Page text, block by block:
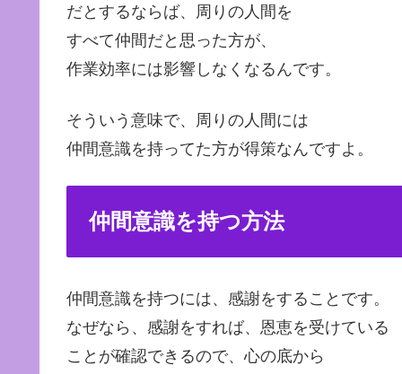
だとするならば、周りの人間を
すべて仲間だと思った方が、
作業効率には影響しなくなるんです。
そういう意味で、周りの人間には
仲間意識を持ってた方が得策なんですよ。
仲間意識を持つ方法
仲間意識を持つには、感謝をすることです。
なぜなら、感謝をすれば、恩恵を受けている
ことが確認できるので、心の底から